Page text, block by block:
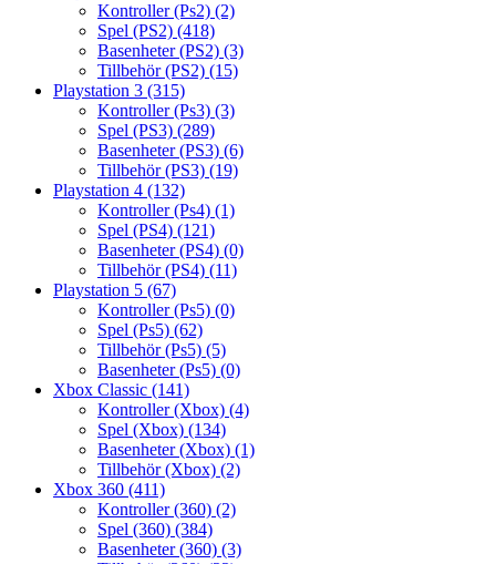
Kontroller (Ps2) (2)
Spel (PS2) (418)
Basenheter (PS2) (3)
Tillbehör (PS2) (15)
Playstation 3 (315)
Kontroller (Ps3) (3)
Spel (PS3) (289)
Basenheter (PS3) (6)
Tillbehör (PS3) (19)
Playstation 4 (132)
Kontroller (Ps4) (1)
Spel (PS4) (121)
Basenheter (PS4) (0)
Tillbehör (PS4) (11)
Playstation 5 (67)
Kontroller (Ps5) (0)
Spel (Ps5) (62)
Tillbehör (Ps5) (5)
Basenheter (Ps5) (0)
Xbox Classic (141)
Kontroller (Xbox) (4)
Spel (Xbox) (134)
Basenheter (Xbox) (1)
Tillbehör (Xbox) (2)
Xbox 360 (411)
Kontroller (360) (2)
Spel (360) (384)
Basenheter (360) (3)